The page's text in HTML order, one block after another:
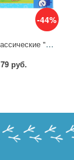
-44%
Пазлы классические "Синий Трактор" 60 деталей Умка 4630115523437
79 руб.